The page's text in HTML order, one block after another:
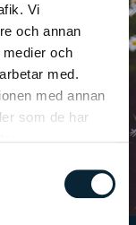
Vi
och annan
och
med.
med annan
som de har
bidrar till en